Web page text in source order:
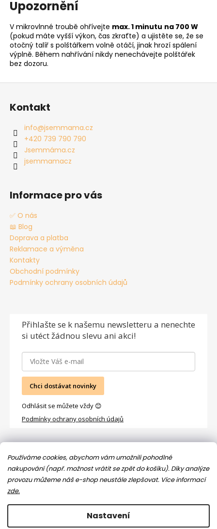
Používáme cookies, abychom vám umožnili pohodlné
nakupování (např. možnost vrátit se zpět do košíku). Díky analýze
provozu můžeme náš e-shop neustále zlepšovat. Více informací
zde.
Nastavení
Upozornění
V mikrovlnné troubě ohřívejte max. 1 minutu na 700 W
(pokud máte vyšší výkon, čas zkraťte) a ujistěte se, že se
otočný talíř s polštářkem volně otáčí, jinak hrozí spálení
výplně. Během nahřívání nikdy nenechávejte polštářek
bez dozoru.
Kontakt
info@jsemmama.cz
+420 739 790 790
Jsemmáma.cz
jsemmamacz
Informace pro vás
✅ O nás
📖 Blog
Doprava a platba
Reklamace a výměna
Kontakty
Obchodní podmínky
Podmínky ochrany osobních údajů
Přihlašte se k našemu newsletteru a nenechte
si utéct žádnou slevu ani akci!
Chci dostávat novinky
Odhlásit se můžete vždy 😊
Podmínky ochrany osobních údajů
Facebook